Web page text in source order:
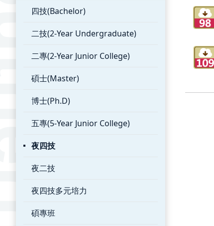
四技(Bachelor)
二技(2-Year Undergraduate)
二專(2-Year Junior College)
碩士(Master)
博士(Ph.D)
五專(5-Year Junior College)
夜四技
夜二技
夜四技多元培力
碩專班